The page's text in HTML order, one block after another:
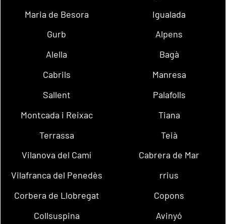
Maria de Besora
Igualada
Gurb
Alpens
Alella
Bagà
Cabrils
Manresa
Sallent
Palafolls
Montcada i Reixac
Tiana
Terrassa
Teià
Vilanova del Camí
Cabrera de Mar
Vilafranca del Penedès
rrius
Corbera de Llobregat
Copons
Collsuspina
Avinyó